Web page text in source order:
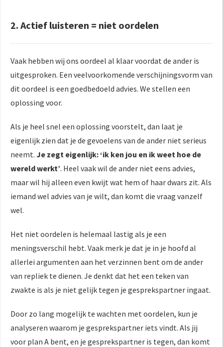
2. Actief luisteren = niet oordelen
Vaak hebben wij ons oordeel al klaar voordat de ander is
uitgesproken. Een veelvoorkomende verschijningsvorm van
dit oordeel is een goedbedoeld advies. We stellen een
oplossing voor.
Als je heel snel een oplossing voorstelt, dan laat je
eigenlijk zien dat je de gevoelens van de ander niet serieus
neemt. Je zegt eigenlijk: ‘ik ken jou en ik weet hoe de
wereld werkt’. Heel vaak wil de ander niet eens advies,
maar wil hij alleen even kwijt wat hem of haar dwars zit. Als
iemand wel advies van je wilt, dan komt die vraag vanzelf
wel.
Het niet oordelen is helemaal lastig als je een
meningsverschil hebt. Vaak merk je dat je in je hoofd al
allerlei argumenten aan het verzinnen bent om de ander
van repliek te dienen. Je denkt dat het een teken van
zwakte is als je niet gelijk tegen je gesprekspartner ingaat.
Door zo lang mogelijk te wachten met oordelen, kun je
analyseren waarom je gesprekspartner iets vindt. Als jij
voor plan A bent, en je gesprekspartner is tegen, dan komt